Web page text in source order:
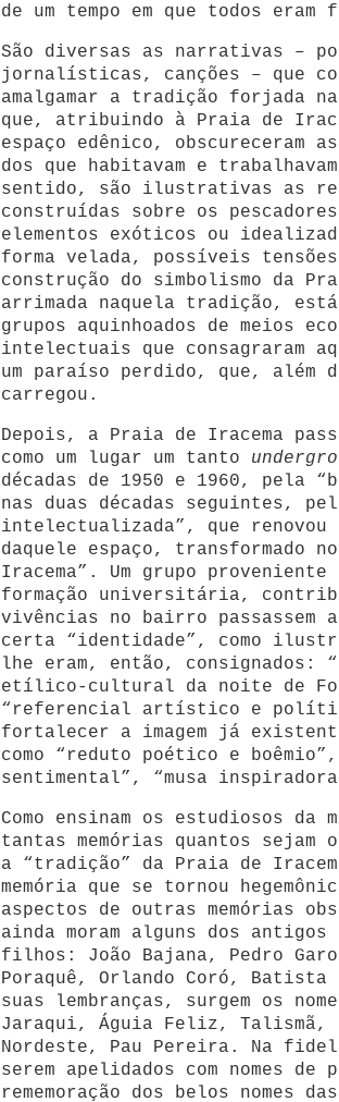
de um tempo em que todos
São diversas as narrativas –
jornalísticas, canções – que
amalgamar a tradição forjada
que, atribuindo à Praia de
espaço edênico, obscureceram
dos que habitavam e
sentido, são ilustrativas as
construídas sobre os
elementos exóticos ou
forma velada, possíveis
construção do simbolismo da
arrimada naquela tradição,
grupos aquinhoados de meios
intelectuais que consagraram
um paraíso perdido, que, além
carregou.
Depois, a Praia de Iracema
como um lugar um tanto
décadas de 1950 e 1960, pela
nas duas décadas seguintes,
intelectualizada”, que renovou
daquele espaço, transformado
Iracema”. Um grupo
formação universitária,
vivências no bairro passassem
certa “identidade”, como
lhe eram, então, consignados:
etílico-cultural da noite de
“referencial artístico e
fortalecer a imagem já
como “reduto poético e
sentimental”, “musa
Como ensinam os estudiosos da
tantas memórias quantos sejam
a “tradição” da Praia de
memória que se tornou
aspectos de outras memórias
ainda moram alguns dos antigos
filhos: João Bajana, Pedro
Poraquê, Orlando Coró, Batista
suas lembranças, surgem os
Jaraqui, Águia Feliz, Talismã,
Nordeste, Pau Pereira. Na
serem apelidados com nomes de
rememoração dos belos nomes